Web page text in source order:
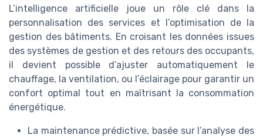
L’intelligence artificielle joue un rôle clé dans la
personnalisation des services et l’optimisation de la
gestion des bâtiments. En croisant les données issues
des systèmes de gestion et des retours des occupants,
il devient possible d’ajuster automatiquement le
chauffage, la ventilation, ou l’éclairage pour garantir un
confort optimal tout en maîtrisant la consommation
énergétique.
La maintenance prédictive, basée sur l’analyse des